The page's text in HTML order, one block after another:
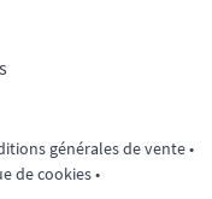
générales de vente•
de cookies•